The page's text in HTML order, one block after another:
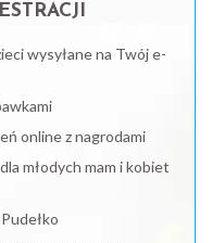
wysyłane na Twój e-
online z nagrodami
młodych mam i kobiet